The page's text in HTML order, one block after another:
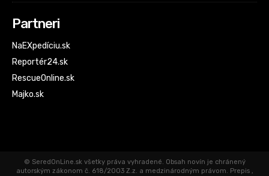
Partneri
NaEXpedíciu.sk
Reportér24.sk
RescueOnline.sk
Majko.sk
© SeredOnLine.sk všetky práva vyhradené. Obsah novín je chránený
autorským zákonom č. 618/2003 Z.z. a medzinárodným právom. Prepis ,